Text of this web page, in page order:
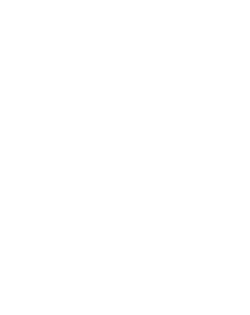
viel stärker und
Gastronomiebetriebe,
100 Euro, aber immerhin.
Leiter Reber.
suchen, denn Südtiroler
angeboten.
und Handel gezielte
künftig bewusst
nicht finden kann“, so Leiter